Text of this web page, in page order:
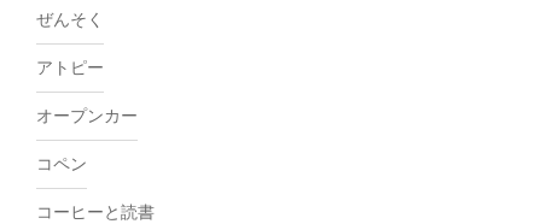
ぜんそく
アトピー
オープンカー
コペン
コーヒーと読書